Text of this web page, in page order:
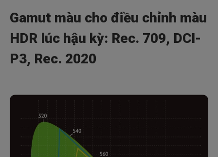
Gamut màu cho điều chỉnh màu
HDR lúc hậu kỳ: Rec. 709, DCI-
P3, Rec. 2020